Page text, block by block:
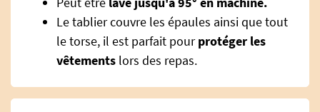
Le tablier couvre les épaules ainsi que tout
le torse, il est parfait pourprotéger les
vêtements lors des repas.